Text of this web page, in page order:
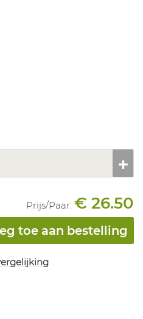
Prijs/Paar: € 26.50
toe aan bestelling